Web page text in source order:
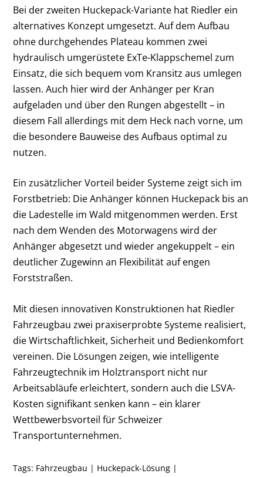
Bei der zweiten Huckepack-Variante hat Riedler ein
alternatives Konzept umgesetzt. Auf dem Aufbau
ohne durchgehendes Plateau kommen zwei
hydraulisch umgerüstete ExTe-Klappschemel zum
Einsatz, die sich bequem vom Kransitz aus umlegen
lassen. Auch hier wird der Anhänger per Kran
aufgeladen und über den Rungen abgestellt – in
diesem Fall allerdings mit dem Heck nach vorne, um
die besondere Bauweise des Aufbaus optimal zu
nutzen.
Ein zusätzlicher Vorteil beider Systeme zeigt sich im
Forstbetrieb: Die Anhänger können Huckepack bis an
die Ladestelle im Wald mitgenommen werden. Erst
nach dem Wenden des Motorwagens wird der
Anhänger abgesetzt und wieder angekuppelt – ein
deutlicher Zugewinn an Flexibilität auf engen
Forststraßen.
Mit diesen innovativen Konstruktionen hat Riedler
Fahrzeugbau zwei praxiserprobte Systeme realisiert,
die Wirtschaftlichkeit, Sicherheit und Bedienkomfort
vereinen. Die Lösungen zeigen, wie intelligente
Fahrzeugtechnik im Holztransport nicht nur
Arbeitsabläufe erleichtert, sondern auch die LSVA-
Kosten signifikant senken kann – ein klarer
Wettbewerbsvorteil für Schweizer
Transportunternehmen.
Tags: Fahrzeugbau | Huckepack-Lösung |